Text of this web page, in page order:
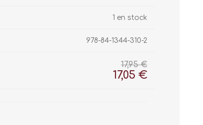
1 en stock
978-84-1344-310-2
17,95 €
17,05 €